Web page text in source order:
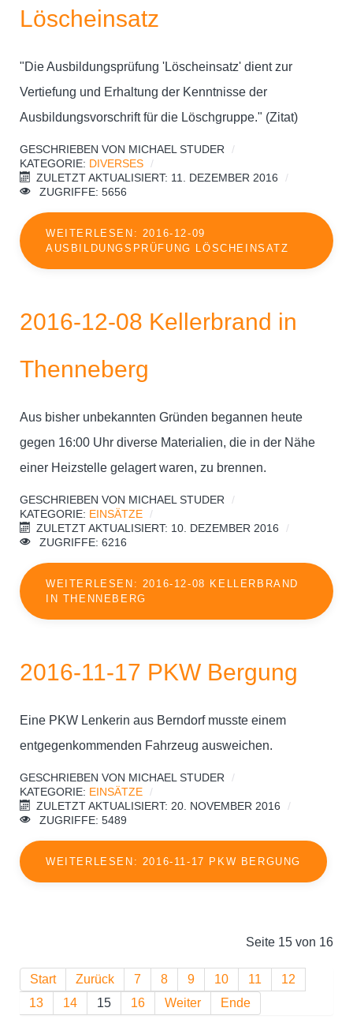
Löscheinsatz
"Die Ausbildungsprüfung 'Löscheinsatz' dient zur
Vertiefung und Erhaltung der Kenntnisse der
Ausbildungsvorschrift für die Löschgruppe." (Zitat)
GESCHRIEBEN VON MICHAEL STUDER
KATEGORIE: DIVERSES
ZULETZT AKTUALISIERT: 11. DEZEMBER 2016
ZUGRIFFE: 5656
WEITERLESEN: 2016-12-09
AUSBILDUNGSPRÜFUNG LÖSCHEINSATZ
2016-12-08 Kellerbrand in
Thenneberg
Aus bisher unbekannten Gründen begannen heute
gegen 16:00 Uhr diverse Materialien, die in der Nähe
einer Heizstelle gelagert waren, zu brennen.
GESCHRIEBEN VON MICHAEL STUDER
KATEGORIE: EINSÄTZE
ZULETZT AKTUALISIERT: 10. DEZEMBER 2016
ZUGRIFFE: 6216
WEITERLESEN: 2016-12-08 KELLERBRAND
IN THENNEBERG
2016-11-17 PKW Bergung
Eine PKW Lenkerin aus Berndorf musste einem
entgegenkommenden Fahrzeug ausweichen.
GESCHRIEBEN VON MICHAEL STUDER
KATEGORIE: EINSÄTZE
ZULETZT AKTUALISIERT: 20. NOVEMBER 2016
ZUGRIFFE: 5489
WEITERLESEN: 2016-11-17 PKW BERGUNG
Seite 15 von 16
Start Zurück 7 8 9 10 11
12
13
14 15 16 Weiter Ende